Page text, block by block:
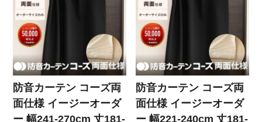
防音カーテン コーズ両
面仕様 イージーオーダ
ー 幅241-270cm 丈181-
防音カーテン コーズ両
面仕様 イージーオーダ
ー 幅221-240cm 丈181-